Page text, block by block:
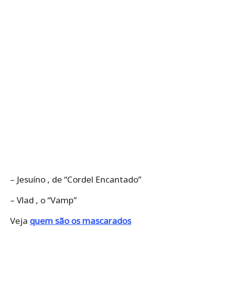
– Jesuíno , de “Cordel Encantado”
– Vlad , o “Vamp”
Veja quem são os mascarados